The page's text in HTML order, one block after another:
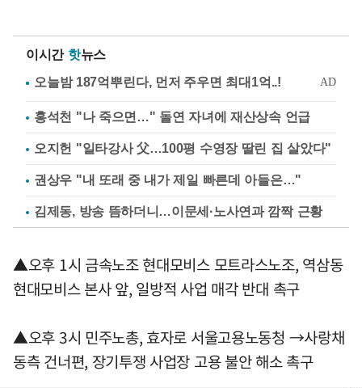
이시간 핫뉴스
홍석천 "나 죽으면…" 돌연 자녀에 재산상속 언급
오지헌 "일타강사 父…100평 수영장 딸린 집 살았다"
권상우 "내 또래 중 내가 제일 빠른데 아들은…"
김제동, 방송 뜸하더니…이문세·노사연과 깜짝 근황
▲오후 1시 금속노조 현대모비스 모트라스노조, 역삼동
현대모비스 본사 앞, 일방적 사업 매각 반대 촉구
▲오후 3시 민주노총, 효자로 서울고용노동청 →사랑채
동측 건너편, 장기투쟁 사업장 고용 불안 해소 촉구